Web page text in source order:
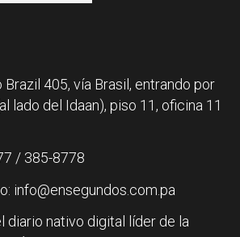
405, vía Brasil, entrando por
lado del Idaan), piso 11, oficina 11
/ 385-8778
info@ensegundos.com.pa
diario nativo digital líder de la